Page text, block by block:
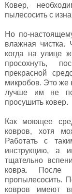
Ковер,
пылесосить с
Но по-
влажная чистка.
когда на улице
просохнуть,
прекрасной
микробов. Это же
лучше им не
просушить ковер.
Как моющее
ковров, хотя
Работать с
инструкцию, а
тщательно
ковра. После
пропылесосить.
ковров имеют